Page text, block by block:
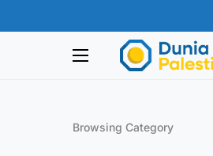
Browsing Category